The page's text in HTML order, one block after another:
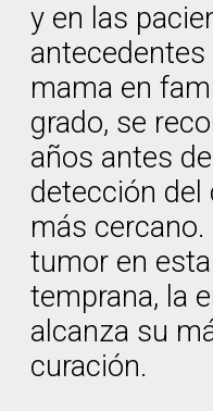
y en las
mama en
grado, se
años antes
detección del
más cercano.
tumor en
temprana, la
alcanza su
curación.